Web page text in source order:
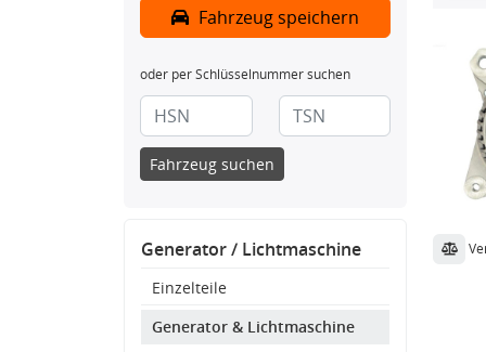
Fahrzeug speichern
oder per Schlüsselnummer suchen
Fahrzeug suchen
Generator / Lichtmaschine
Einzelteile
Generator & Lichtmaschine